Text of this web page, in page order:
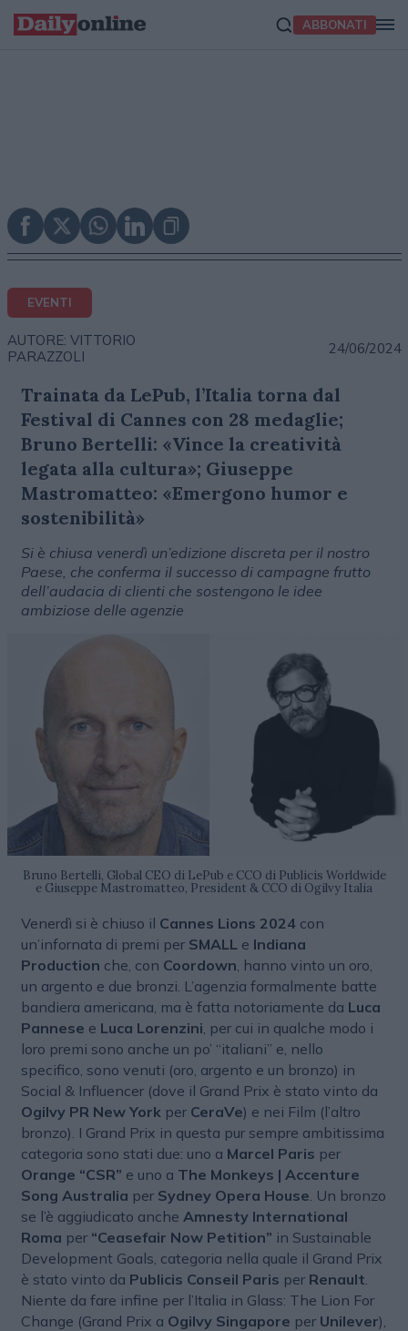
ABBONATI
EVENTI
AUTORE: VITTORIO
PARAZZOLI
24/06/2024
Trainata da LePub, l’Italia torna dal
Festival di Cannes con 28 medaglie;
Bruno Bertelli: «Vince la creatività
legata alla cultura»; Giuseppe
Mastromatteo: «Emergono humor e
sostenibilità»
Si è chiusa venerdì un’edizione discreta per il nostro
Paese, che conferma il successo di campagne frutto
dell’audacia di clienti che sostengono le idee
ambiziose delle agenzie
Bruno Bertelli, Global CEO di LePub e CCO di Publicis Worldwide
e Giuseppe Mastromatteo, President & CCO di Ogilvy Italia
Venerdì si è chiuso il Cannes Lions 2024con
un’infornata di premi per SMALL e Indiana
Production che, con Coordown , hanno vinto un oro,
un argento e due bronzi. L’agenzia formalmente batte
bandiera americana, ma è fatta notoriamente da Luca
Pannese e Luca Lorenzini , per cui in qualche modo i
loro premi sono anche un po’ “italiani” e, nello
specifico, sono venuti (oro, argento e un bronzo) in
Social & Influencer (dove il Grand Prix è stato vinto da
Ogilvy PR New York per CeraVe) e nei Film (l’altro
bronzo). I Grand Prix in questa pur sempre ambitissima
categoria sono stati due: uno a Marcel Paris per
Orange “CSR” e uno a The Monkeys | Accenture
Song Australia perSydney Opera House . Un bronzo
se l’è aggiudicato anche Amnesty International
Roma per “Ceasefair Now Petition” in Sustainable
Development Goals, categoria nella quale il Grand Prix
è stato vinto da Publicis Conseil Paris per Renault
Niente da fare infine per l’Italia in Glass: The Lion For
Change (Grand Prix a Ogilvy Singapore per Unilever),